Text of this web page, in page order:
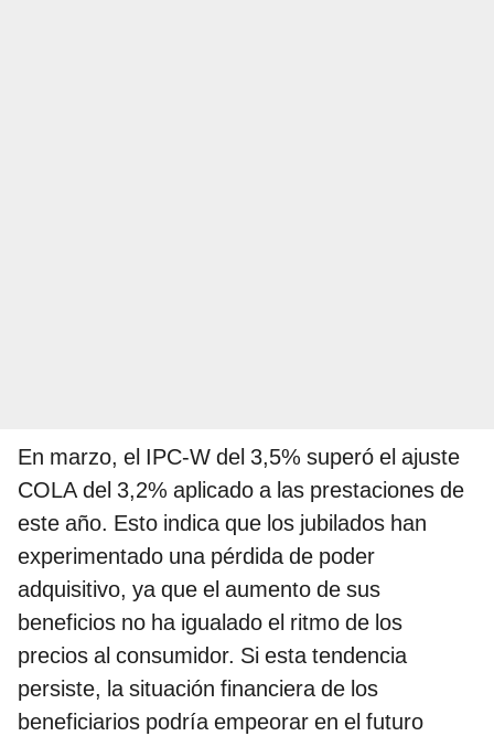
En marzo, el IPC-W del 3,5% superó el ajuste
COLA del 3,2% aplicado a las prestaciones de
este año. Esto indica que los jubilados han
experimentado una pérdida de poder
adquisitivo, ya que el aumento de sus
beneficios no ha igualado el ritmo de los
precios al consumidor. Si esta tendencia
persiste, la situación financiera de los
beneficiarios podría empeorar en el futuro